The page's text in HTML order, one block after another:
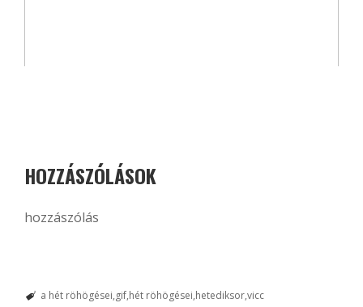
HOZZÁSZÓLÁSOK
hozzászólás
a hét röhögései gif hét röhögései hetediksorvicc